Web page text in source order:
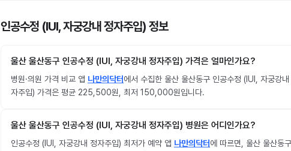
인공수정 (IUI, 자궁강내 정자주입) 정보
울산 울산동구 인공수정 (IUI, 자궁강내 정자주입) 가격은 얼마인가요?
병원·의원 가격 비교 앱 나만의닥터에서 수집한 울산 울산동구 인공수정 (IUI, 자궁강내
자주입) 가격은 평균 225,500원, 최저 150,000원입니다.
울산 울산동구 인공수정 (IUI, 자궁강내 정자주입) 병원은 어디인가요?
인공수정 (IUI, 자궁강내 정자주입) 최저가 예약 앱 나만의닥터에 따르면, 울산 울산동